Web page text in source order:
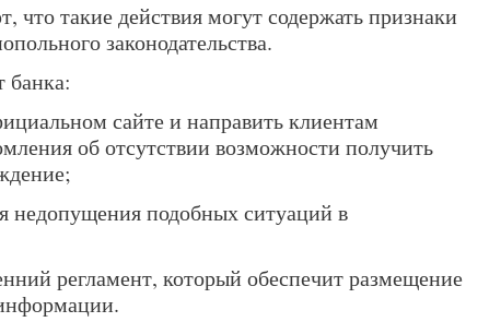
что такие действия могут содержать признаки
законодательства.
банка:
сайте и направить клиентам
об отсутствии возможности получить
подобных ситуаций в
регламент, который обеспечит размещение